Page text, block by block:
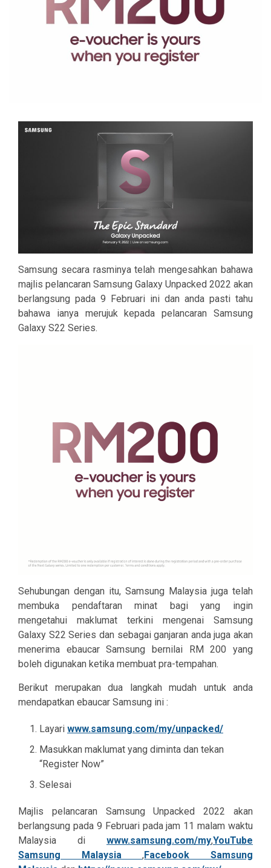
Samsung secara rasminya telah mengesahkan bahawa
majlis pelancaran Samsung Galaxy Unpacked 2022 akan
berlangsung pada 9 Februari ini dan anda pasti tahu
bahawa ianya merujuk kepada pelancaran Samsung
Galaxy S22 Series.
Sehubungan dengan itu, Samsung Malaysia juga telah
membuka pendaftaran minat bagi yang ingin
mengetahui maklumat terkini mengenai Samsung
Galaxy S22 Series dan sebagai ganjaran anda juga akan
menerima ebaucar Samsung bernilai RM 200 yang
boleh digunakan ketika membuat pra-tempahan.
Berikut merupakan dua langkah mudah untuk anda
mendapatkan ebaucar Samsung ini :
Layari www.samsung.com/my/unpacked/
Masukkan maklumat yang diminta dan tekan
“Register Now”
Selesai
Majlis pelancaran Samsung Unpacked 2022 akan
berlangsung pada 9 Februari pada jam 11 malam waktu
Malaysia di www.samsung.com/my,YouTube
Samsung Malaysia,Facebook Samsung